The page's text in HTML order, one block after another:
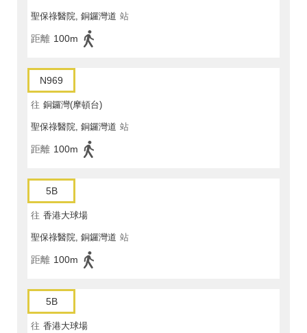
聖保祿醫院, 銅鑼灣道 站
距離 100m
N969
往 銅鑼灣(摩頓台)
聖保祿醫院, 銅鑼灣道 站
距離 100m
5B
往 香港大球場
聖保祿醫院, 銅鑼灣道 站
距離 100m
5B
往 香港大球場